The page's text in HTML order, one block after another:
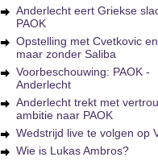
Anderlecht eert Griekse
PAOK
Opstelling met Cvetkovic en
maar zonder Saliba
Voorbeschouwing: PAOK -
Anderlecht
Anderlecht trekt met
ambitie naar PAOK
Wedstrijd live te volgen op
Wie is Lukas Ambros?